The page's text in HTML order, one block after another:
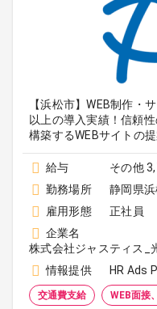
【浜松市】WEB制作
以上の導入実績！信頼
構築するWEBサイトの提
給与
その他
勤務場所
静岡県
雇用形態
正社員
企業名
株式会社ジャスティス_
情報提供
HR Ads
交通費支給 WEB面接